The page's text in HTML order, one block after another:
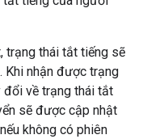
trạng thái tắt tiếng sẽ
Khi nhận được trạng
đổi về trạng thái tắt
sẽ được cập nhật
không có phiên